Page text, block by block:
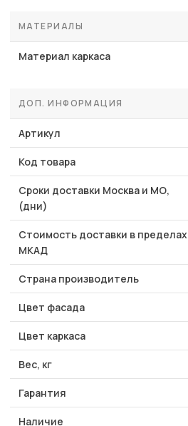
МАТЕРИАЛЫ
Материал каркаса
ДОП. ИНФОРМАЦИЯ
Артикул
Код товара
Сроки доставки Москва и МО,
(дни)
Стоимость доставки в пределах
МКАД
Страна производитель
Цвет фасада
Цвет каркаса
Вес, кг
Гарантия
Наличие